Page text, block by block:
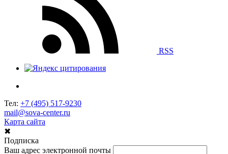
RSS
Тел: +7 (495) 517-9230
mail@sova-center.ru
Карта сайта
✖
Подписка
Ваш адрес электронной почты